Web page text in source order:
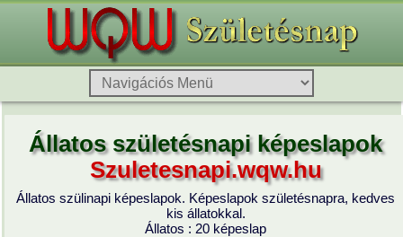
Állatos születésnapi képeslapok
Szuletesnapi.wqw.hu
Állatos szülinapi képeslapok. Képeslapok születésnapra, kedves
kis állatokkal.
Állatos : 20 képeslap